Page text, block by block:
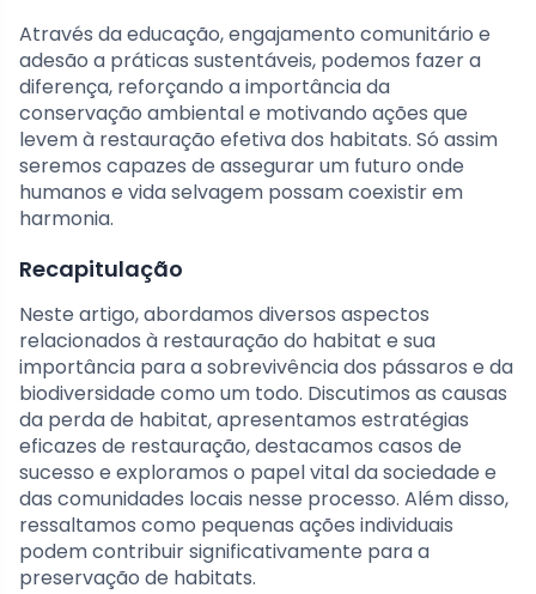
Através da educação, engajamento comunitário e
adesão a práticas sustentáveis, podemos fazer a
diferença, reforçando a importância da
conservação ambiental e motivando ações que
levem à restauração efetiva dos habitats. Só assim
seremos capazes de assegurar um futuro onde
humanos e vida selvagem possam coexistir em
harmonia.
Recapitulação
Neste artigo, abordamos diversos aspectos
relacionados à restauração do habitat e sua
importância para a sobrevivência dos pássaros e da
biodiversidade como um todo. Discutimos as causas
da perda de habitat, apresentamos estratégias
eficazes de restauração, destacamos casos de
sucesso e exploramos o papel vital da sociedade e
das comunidades locais nesse processo. Além disso,
ressaltamos como pequenas ações individuais
podem contribuir significativamente para a
preservação de habitats.